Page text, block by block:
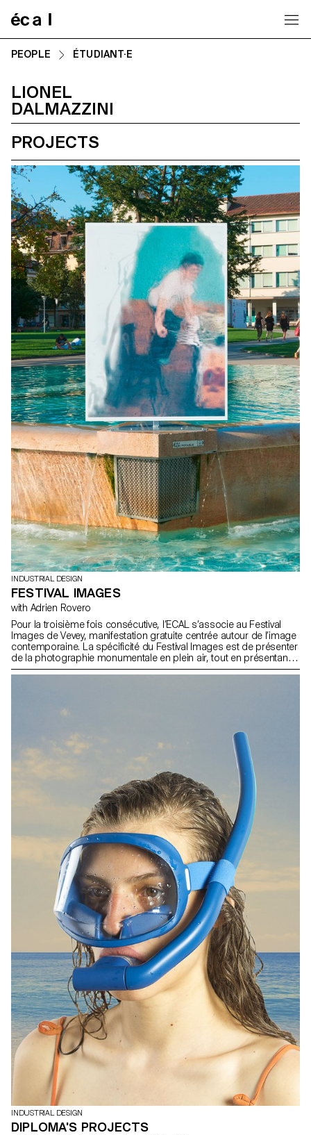
PEOPLE ÉTUDIANT·E
LIONEL
DALMAZZINI
PROJECTS
INDUSTRIAL DESIGN
FESTIVAL IMAGES
with Adrien Rovero
Pour la troisième fois consécutive, l’ECAL s’associe au Festival
Images de Vevey, manifestation gratuite centrée autour de l’image
contemporaine. La spécificité du Festival Images est de présenter
de la photographie monumentale en plein air, tout en présentant
des projets autours de l’image dans un sens plus large en
INDUSTRIAL DESIGN
DIPLOMA'S PROJECTS